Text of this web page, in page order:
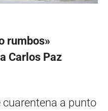
rumbos»
Carlos Paz
cuarentena a punto